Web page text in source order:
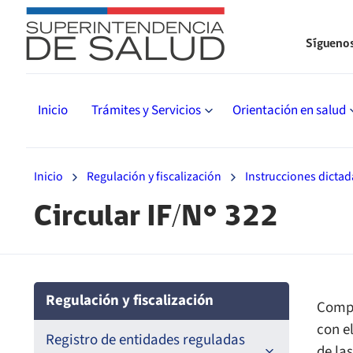
Inicio Trámites y Servicios Orientación en salud
Inicio Regulación y fiscalización Instrucciones
Circular IF/N° 322
Regulación y fiscalización
Registro de entidades reguladas
con